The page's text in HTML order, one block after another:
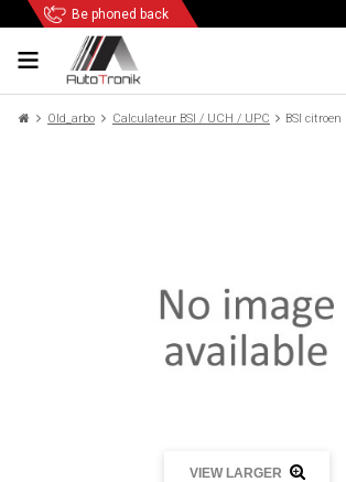
Be phoned back
Old_arbo Calculateur BSI / UCH / UPC BSI
VIEW LARGER